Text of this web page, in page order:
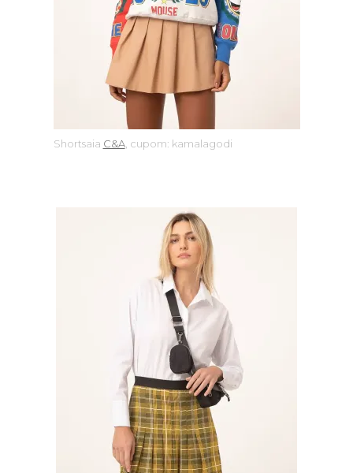
Shortsaia C&A, cupom: kamalagodi